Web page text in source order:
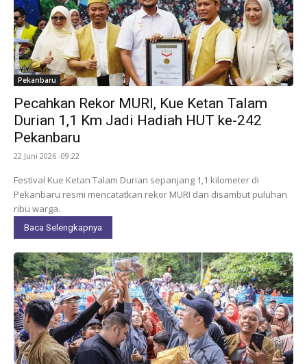
Pekanbaru
Pecahkan Rekor MURI, Kue Ketan Talam
Durian 1,1 Km Jadi Hadiah HUT ke-242
Pekanbaru
22 Juni 2026 -09:22
Festival Kue Ketan Talam Durian sepanjang 1,1 kilometer di
Pekanbaru resmi mencatatkan rekor MURI dan disambut puluhan
ribu warga.
Baca Selengkapnya